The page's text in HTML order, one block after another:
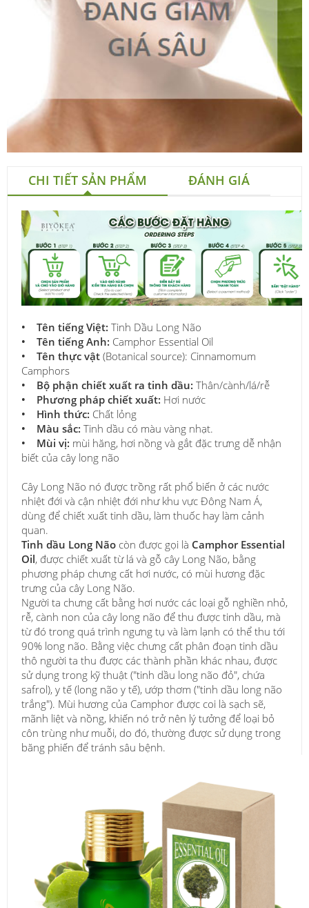
CHI TIẾT SẢN PHẨM ĐÁNH GIÁ
• Tên tiếng Việt: Tinh Dầu Long Não
• Tên tiếng Anh: Camphor Essential Oil
• Tên thực vật (Botanical source): Cinnamomum
Camphors
• Bộ phận chiết xuất ra tinh dầu: Thân/cành/lá/rễ
• Phương pháp chiết xuất: Hơi nước
• Hình thức: Chất lỏng
• Màu sắc: Tinh dầu có màu vàng nhạt.
• Mùi vị: mùi hăng, hơi nồng và gắt đặc trưng dễ nhận
biết của cây long não
Cây Long Não nó được trồng rất phổ biến ở các nước
nhiệt đới và cận nhiệt đới như khu vực Đông Nam Á,
dùng để chiết xuất tinh dầu, làm thuốc hay làm cảnh
quan.
Tinh dầu Long Não còn được gọi là Camphor Essential
Oil, được chiết xuất từ lá và gỗ cây Long Não, bằng
phương pháp chưng cất hơi nước, có mùi hương đặc
trưng của cây Long Não.
Người ta chưng cất bằng hơi nước các loại gỗ nghiền nhỏ,
rễ, cành non của cây long não để thu được tinh dầu, mà
từ đó trong quá trình ngưng tụ và làm lạnh có thể thu tới
90% long não. Bằng việc chưng cất phân đoạn tinh dầu
thô người ta thu được các thành phần khác nhau, được
sử dụng trong kỹ thuật ("tinh dầu long não đỏ", chứa
safrol), y tế (long não y tế), ướp thơm ("tinh dầu long não
trắng"). Mùi hương của Camphor được coi là sạch sẽ,
mãnh liệt và nồng, khiến nó trở nên lý tưởng để loại bỏ
côn trùng như muỗi, do đó, thường được sử dụng trong
băng phiến để tránh sâu bệnh.